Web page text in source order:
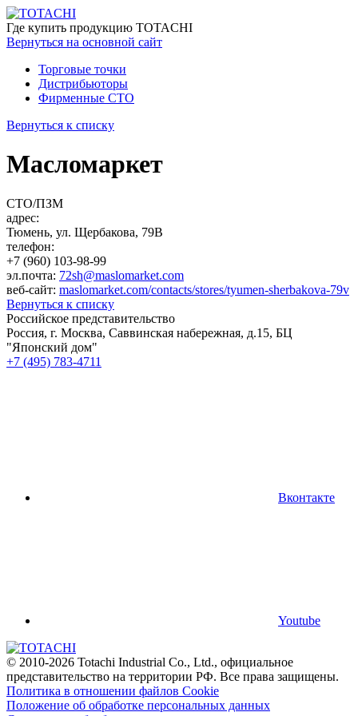
Где купить продукцию TOTACHI
Вернуться на основной сайт
Торговые точки
Дистрибьюторы
Фирменные СТО
Вернуться к списку
Масломаркет
СТО/ПЗМ
адрес:
Тюмень, ул. Щербакова, 79В
телефон:
+7 (960) 103-98-99
эл.почта: 72sh@maslomarket.com
веб-сайт: maslomarket.com/contacts/stores/tyumen-sherbakova-79v
Вернуться к списку
Российское представительство
Россия, г. Москва, Саввинская набережная, д.15, БЦ
"Японский дом"
+7 (495) 783-4711
Вконтакте
Youtube
© 2010-2026 Totachi Industrial Co., Ltd., официальное
представительство на территории РФ. Все права защищены.
Политика в отношении файлов Cookie
Положение об обработке персональных данных